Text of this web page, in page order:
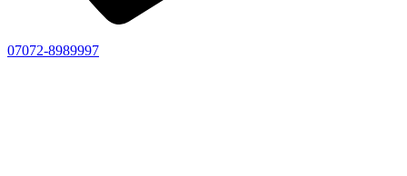
07072-8989997